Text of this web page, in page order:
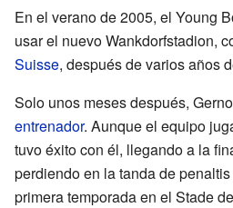
En el verano de 2005, el Young
usar el nuevo Wankdorfstadion,
Suisse, después de varios años
Solo unos meses después,
entrenador. Aunque el equipo
tuvo éxito con él, llegando a la
perdiendo en la tanda de
primera temporada en el Stade